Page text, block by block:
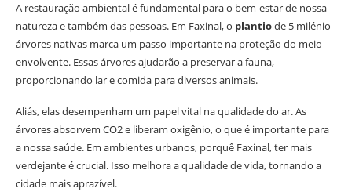
A restauração ambiental é fundamental para o bem-estar de nossa
natureza e também das pessoas. Em Faxinal, o plantiode 5 milénio
árvores nativas marca um passo importante na proteção do meio
envolvente. Essas árvores ajudarão a preservar a fauna,
proporcionando lar e comida para diversos animais.
Aliás, elas desempenham um papel vital na qualidade do ar. As
árvores absorvem CO2 e liberam oxigênio, o que é importante para
a nossa saúde. Em ambientes urbanos, porquê Faxinal, ter mais
verdejante é crucial. Isso melhora a qualidade de vida, tornando a
cidade mais aprazível.